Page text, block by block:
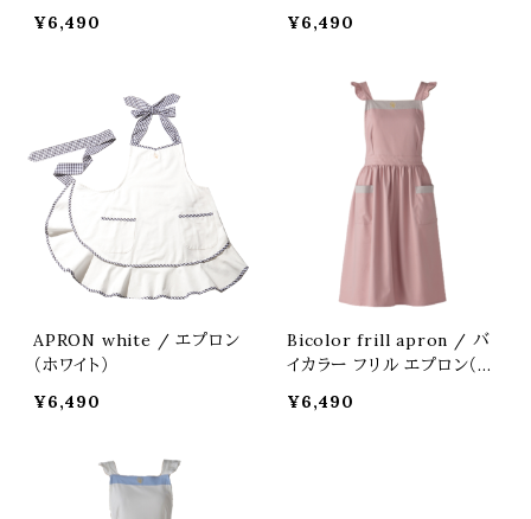
¥6,490
¥6,490
APRON white / エプロン
（ホワイト）
¥6,490
Bicolor frill apron / バ
イカラー フリル エプロン（ピ
¥6,490